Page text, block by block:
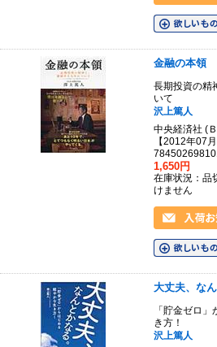
金融の本領
長期投資の精
いて
沢上篤人
中央経済社 (
【2012年07
1,650円
在庫状況：品
けません
大丈夫、なん
「貯金ゼロ
き方！
沢上篤人